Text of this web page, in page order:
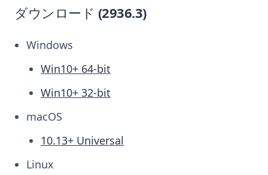
ダウンロード (2936.3)
Windows
Win10+ 64-bit
Win10+ 32-bit
macOS
10.13+ Universal
Linux